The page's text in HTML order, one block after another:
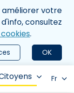
améliorer votre
consultez
.
OK
Fr